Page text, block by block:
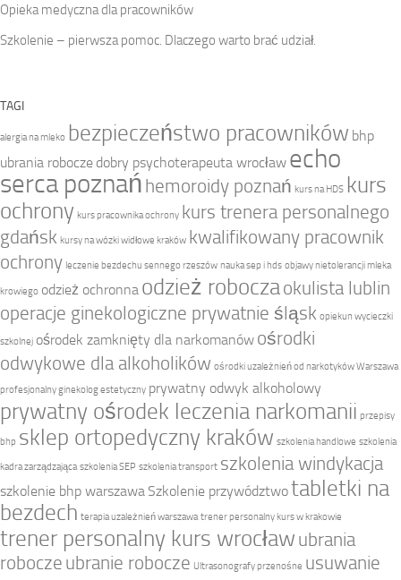
Opieka medyczna dla pracowników
Szkolenie – pierwsza pomoc. Dlaczego warto brać udział.
TAGI
alergia na mleko bezpieczeństwo pracowników bhp
ubrania robocze dobry psychoterapeuta wrocław echo
serca poznań hemoroidy poznań kurs na HDS kurs
ochrony kurs pracownika ochrony kurs trenera personalnego
gdańsk kursy na wózki widłowe kraków kwalifikowany pracownik
ochrony leczenie bezdechu sennego rzeszów nauka sep i hds objawy nietolerancji mleka
krowiego odzież ochronna odzież robocza okulista lublin
operacje ginekologiczne prywatnie śląsk opiekun wycieczki
szkolnej ośrodek zamknięty dla narkomanów ośrodki
odwykowe dla alkoholików ośrodki uzależnień od narkotyków Warszawa
profesjonalny ginekolog estetyczny prywatny odwyk alkoholowy
prywatny ośrodek leczenia narkomanii przepisy
bhp sklep ortopedyczny kraków szkolenia handlowe szkolenia
kadra zarządzająca szkolenia SEP szkolenia transport szkolenia windykacja
szkolenie bhp warszawa Szkolenie przywództwotabletki na
bezdech terapia uzależnień warszawa trener personalny kurs w krakowie
trener personalny kurs wrocław ubrania
robocze ubranie robocze Ultrasonografy przenośne usuwanie